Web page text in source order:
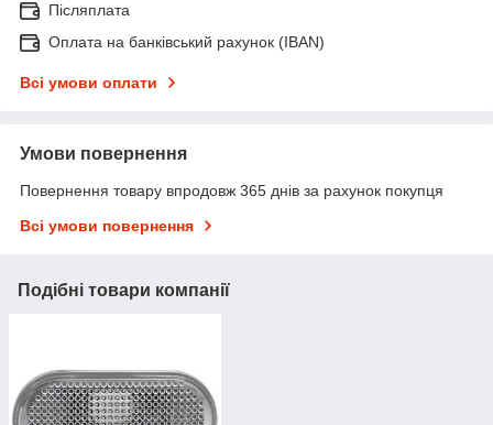
Післяплата
Оплата на банківський рахунок (IBAN)
Всі умови оплати
Умови повернення
Повернення товару впродовж 365 днів за рахунок покупця
Всі умови повернення
Подібні товари компанії